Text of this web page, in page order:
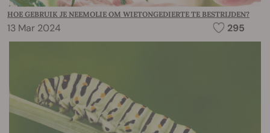
HOE GEBRUIK JE NEEMOLIE OM WIETONGEDIERTE TE BESTRIJDEN?
13 Mar 2024 295